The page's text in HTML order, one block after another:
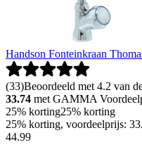
Handson Fonteinkraan
(33)Beoordeeld met 4.2 van
33.74 met GAMMA
25% korting25% korting
25% korting, voordeelprijs:
44.99